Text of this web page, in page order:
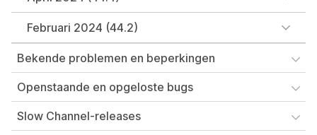
Februari 2024 (44.2)
Bekende problemen en beperkingen
Openstaande en opgeloste bugs
Slow Channel-releases